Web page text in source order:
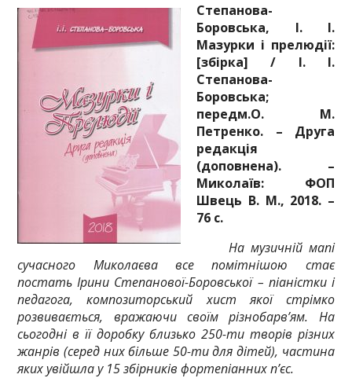
Степанова-
Боровська, І. І.
Мазурки і прелюдії:
[збірка] / І. І.
Степанова-
Боровська;
передм.О. М.
Петренко. – Друга
редакція
(доповнена). –
Миколаїв: ФОП
Швець В. М., 2018. –
76 с.
На музичній мапі
сучасного Миколаєва все помітнішою стає
постать Ірини Степанової-Боровської – піаністки і
педагога, композиторський хист якої стрімко
розвивається, вражаючи своїм різнобарв’ям. На
сьогодні в її доробку близько 250-ти творів різних
жанрів (серед них більше 50-ти для дітей), частина
яких увійшла у 15 збірників фортепіанних п’єс.